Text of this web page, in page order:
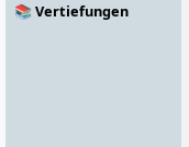
📚 Vertiefungen